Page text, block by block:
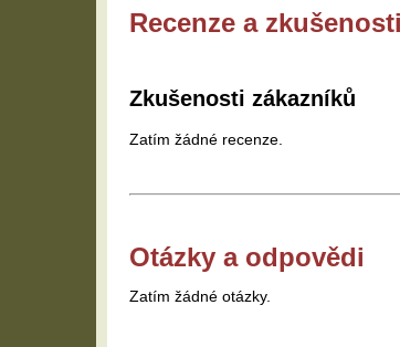
Recenze a
Zkušenosti zákazníků
Zatím žádné recenze.
Otázky a odpovědi
Zatím žádné otázky.